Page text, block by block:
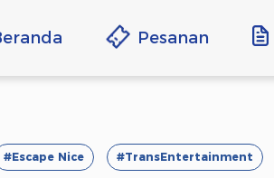
Pesanan
#Escape Nice #TransEntertainment